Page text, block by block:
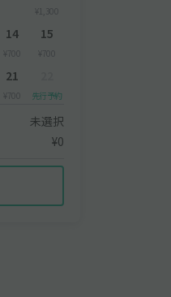
¥1,300
14
¥700
15
¥700
21
¥700 先行予約
未選択
¥0